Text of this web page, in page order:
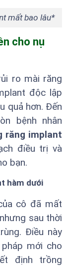
mất bao lâu*
cho nụ
ro mài răng
độc lập
quả hơn. Đến
bệnh nhân
răng implant
điều trị và
bạn.
hàm dưới
cô đã mất
sau thời
Điều này
mới cho
định trồng